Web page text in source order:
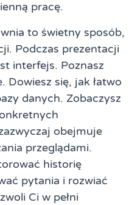
pracę.
to świetny sposób,
Podczas prezentacji
interfejs. Poznasz
się, jak łatwo
danych. Zobaczysz
obejmuje
przeglądami.
historię
pytania i rozwiać
Ci w pełni